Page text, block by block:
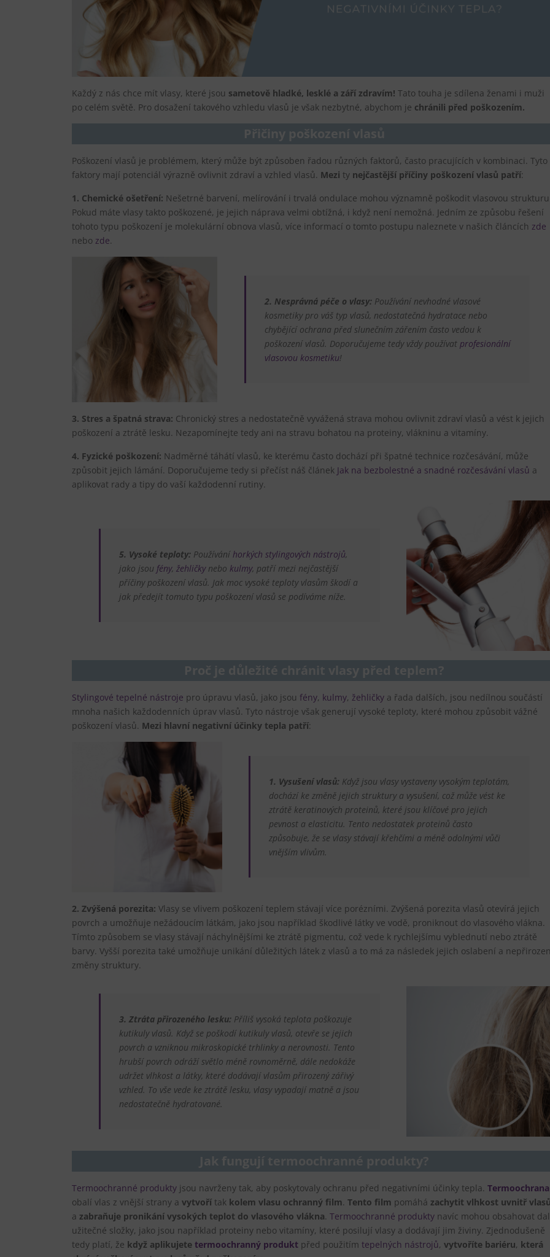
Každý z nás chce mít vlasy, které jsou sametově hladké, lesklé a září zdravím! Tato touha je sdílena ženami i muži
po celém světě. Pro dosažení takového vzhledu vlasů je však nezbytné, abychom je chránili před poškozením.
Přičiny poškození vlasů
Poškození vlasů je problémem, který může být způsoben řadou různých faktorů, často pracujících v kombinaci. Tyto
faktory mají potenciál výrazně ovlivnit zdraví a vzhled vlasů. Mezi ty nejčastější příčiny poškození vlasů patří:
1. Chemické ošetření: Nešetrné barvení, melírování i trvalá ondulace mohou významně poškodit vlasovou
Pokud máte vlasy takto poškozené, je jejich náprava velmi obtížná, i když není nemožná. Jedním ze způsobu řešení
tohoto typu poškození je molekulární obnova vlasů, více informací o tomto postupu naleznete v našich článcích zde
nebo zde.
2. Nesprávná péče o vlasy: Používání nevhodné vlasové
kosmetiky pro váš typ vlasů, nedostatečná hydratace nebo
chybějící ochrana před slunečním zářením často vedou k
poškození vlasů. Doporučujeme tedy vždy používatprofesionální
vlasovou kosmetiku!
3. Stres a špatná strava: Chronický stres a nedostatečně vyvážená strava mohou ovlivnit zdraví vlasů a vést k jejich
poškození a ztrátě lesku. Nezapomínejte tedy ani na stravu bohatou na proteiny, vlákninu a vitamíny.
4. Fyzické poškození: Nadměrné táhátí vlasů, ke kterému často dochází při špatné technice rozčesávání, může
způsobit jejich lámání. Doporučujeme tedy si přečíst náš článek Jak na bezbolestné a snadné rozčesávání vlasů a
aplikovat rady a tipy do vaší každodenní rutiny.
5. Vysoké teploty: Používání horkých stylingových nástrojů,
jako jsou fény, žehličkynebo kulmy, patří mezi nejčastější
příčiny poškození vlasů. Jak moc vysoké teploty vlasům škodí a
jak předejít tomuto typu poškození vlasů se podíváme níže.
Proč je důležité chránit vlasy před teplem?
Stylingové tepelné nástroje pro úpravu vlasů, jako jsou fény, kulmy, žehličky a řada dalších, jsou nedílnou součástí
mnoha našich každodenních úprav vlasů. Tyto nástroje však generují vysoké teploty, které mohou způsobit vážné
poškození vlasů. Mezi hlavní negativní účinky tepla patří:
1. Vysušení vlasů: Když jsou vlasy vystaveny vysokým teplotám,
dochází ke změně jejich struktury a vysušení, což může vést ke
ztrátě keratinových proteinů, které jsou klíčové pro jejich
pevnost a elasticitu. Tento nedostatek proteinů často
způsobuje, že se vlasy stávají křehčími a méně odolnými vůči
vnějším vlivům.
2. Zvýšená porezita: Vlasy se vlivem poškození teplem stávají více porézními. Zvýšená porezita vlasů otevírá jejich
povrch a umožňuje nežádoucím látkám, jako jsou například škodlivé látky ve vodě, proniknout do vlasového vlákna.
Tímto způsobem se vlasy stávají náchylnějšími ke ztrátě pigmentu, což vede k rychlejšímu vyblednutí nebo ztrátě
barvy. Vyšší porezita také umožňuje unikání důležitých látek z vlasů a to má za následek jejich oslabení a
změny struktury.
3. Ztráta přirozeného lesku:Příliš vysoká teplota poškozuje
kutikuly vlasů. Když se poškodí kutikuly vlasů, otevře se jejich
povrch a vzniknou mikroskopické trhlinky a nerovnosti. Tento
hrubší povrch odráží světlo méně rovnoměrně, dále nedokáže
udržet vlhkost a látky, které dodávají vlasům přirozený zářivý
vzhled. To vše vede ke ztrátě lesku, vlasy vypadají matně a jsou
nedostatečně hydratované.
Jak fungují termoochranné produkty?
Termoochranné produkty jsou navrženy tak, aby poskytovaly ochranu před negativními účinky tepla. Termoochrana
obalí vlas z vnější strany a vytvoří tak kolem vlasu ochranný film. Tento film pomáhá zachytit vlhkost uvnitř
a zabraňuje pronikání vysokých teplot do vlasového vlákna. Termoochranné produkty navíc mohou obsahovat
užitečné složky, jako jsou například proteiny nebo vitamíny, které posilují vlasy a dodávají jim živiny. Zjednodušeně
tedy platí, že když aplikujete termoochranný produkt před použitím tepelných nástrojů, vytvoříte bariéru, která